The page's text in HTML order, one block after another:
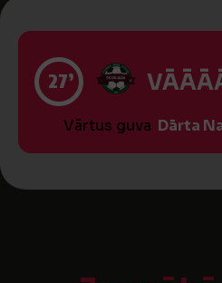
27’
Vārtus guva Dārta